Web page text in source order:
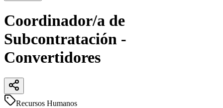
Coordinador/a de
Subcontratación -
Convertidores
Recursos Humanos